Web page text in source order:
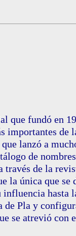
que fundó en
importantes de
lanzó a
de
de la
la única que
hasta
Pla y
se atrevió con